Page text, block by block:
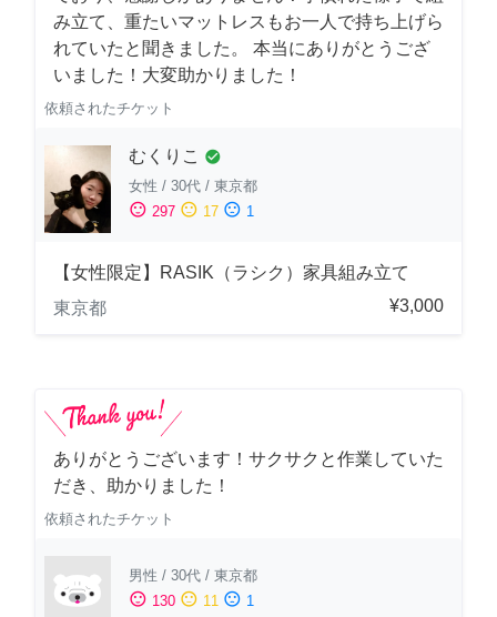
み立て、重たいマットレスもお一人で持ち上げら
れていたと聞きました。 本当にありがとうござ
いました！大変助かりました！
依頼されたチケット
むくりこ check_circle
女性 / 30代 / 東京都
sentiment_satisfied 297 sentiment_neutral 17 sentiment_dissatisfied 1
【女性限定】RASIK（ラシク）家具組み立て
東京都
¥3,000
ありがとうございます！サクサクと作業していた
だき、助かりました！
依頼されたチケット
男性 / 30代 / 東京都
sentiment_satisfied 130 sentiment_neutral 11 sentiment_dissatisfied 1